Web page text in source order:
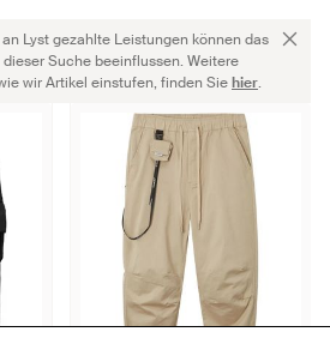
Lyst gezahlte Leistungen können das
Suche beeinflussen. Weitere
wir Artikel einstufen, finden Siehier.